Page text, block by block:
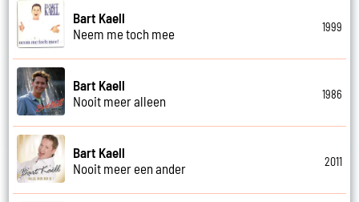
Bart Kaell
Neem me toch mee
1999
Bart Kaell
Nooit meer alleen
1986
Bart Kaell
Nooit meer een ander
2011